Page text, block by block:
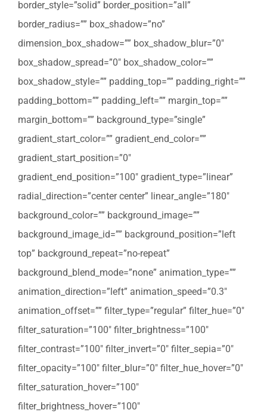
border_style=”solid” border_position=”all”
border_radius=”” box_shadow=”no”
dimension_box_shadow=”” box_shadow_blur=”0″
box_shadow_spread=”0″ box_shadow_color=””
box_shadow_style=”” padding_top=”” padding_right=””
padding_bottom=”” padding_left=”” margin_top=””
margin_bottom=”” background_type=”single”
gradient_start_color=”” gradient_end_color=””
gradient_start_position=”0″
gradient_end_position=”100″ gradient_type=”linear”
radial_direction=”center center” linear_angle=”180″
background_color=”” background_image=””
background_image_id=”” background_position=”left
top” background_repeat=”no-repeat”
background_blend_mode=”none” animation_type=””
animation_direction=”left” animation_speed=”0.3″
animation_offset=”” filter_type=”regular” filter_hue=”0″
filter_saturation=”100″ filter_brightness=”100″
filter_contrast=”100″ filter_invert=”0″ filter_sepia=”0″
filter_opacity=”100″ filter_blur=”0″ filter_hue_hover=”0″
filter_saturation_hover=”100″
filter_brightness_hover=”100″